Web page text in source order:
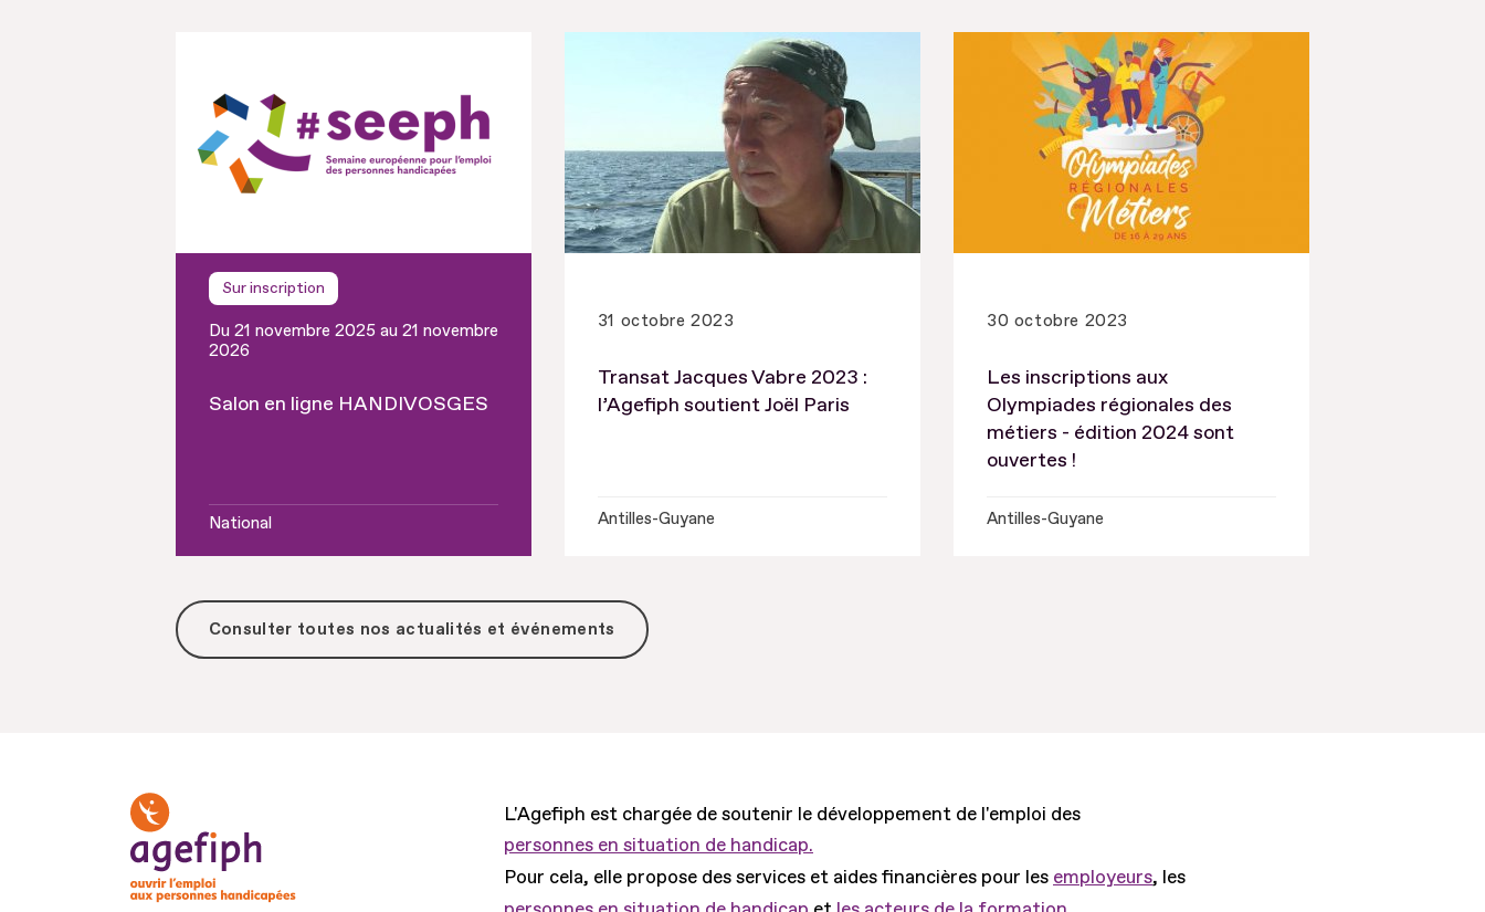
Sur inscription
Du 21 novembre 2025 au 21 novembre
2026
Salon en ligne HANDIVOSGES
National
31 octobre 2023
Transat Jacques Vabre 2023 :
l’Agefiph soutient Joël Paris
Antilles-Guyane
30 octobre 2023
Les inscriptions aux
Olympiades régionales des
métiers - édition 2024 sont
ouvertes !
Antilles-Guyane
Consulter toutes nos actualités et événements
L'Agefiph est chargée de soutenir le développement de l'emploi des
personnes en situation de handicap.
Pour cela, elle propose des services et aides financières pour les employeurs, les